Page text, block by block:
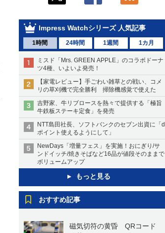
Impress Watchシリーズ 人気記事
1時間 24時間 1週間 1カ月
ミスド「Mrs. GREEN APPLE」のコラボドーナ
ツ4種、いよいよ発売！
【家電レビュー】手ごわい雑草との戦い、コメ
リの草刈機で完全勝利 掃除機感覚で使えた
吉野家、牛リブロースを熱々で提供する「極旨
牛鉄板ステーキ定食」を発売
NTT島田社長、ソフトバンクのセブン出資に「d
ポイント使えるようにして」
NewDays「増量フェス」を実施！おにぎり/サ
ンドイッチ/焼きそばなど16品が値段そのままで
ボリュームアップ
もっと見る
おすすめ記事
磁気切符の黄昏 QRコード